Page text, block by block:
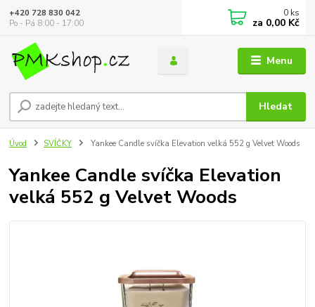
Menu
Hledat
+420 728 830 042
Po - Pá 8:00 - 17:00
0 ks
za 0,00 Kč
Úvod SVÍČKY Yankee Candle svíčka Elevation velká 552 g Velvet Woods
Yankee Candle svíčka Elevation
velká 552 g Velvet Woods